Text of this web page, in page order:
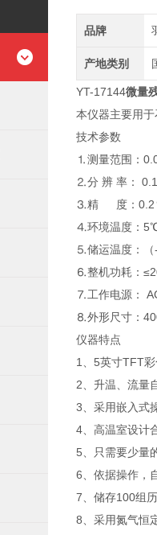
品牌
产地类别
YT-17144微量
本仪器主要用
技术参数
⒈测量范围：
⒉分 辨 率：
⒊精 度：0.2
⒋环境温度：
⒌储运温度：
⒍整机功耗：
⒎工作电源：
⒏外形尺寸：
仪器特点
1、5英寸TFT
2、升温、流量
3、采用嵌入式
4、高温室设计
5、只需要少量
6、依据操作，
7、储存100组
8、采用氮气恒